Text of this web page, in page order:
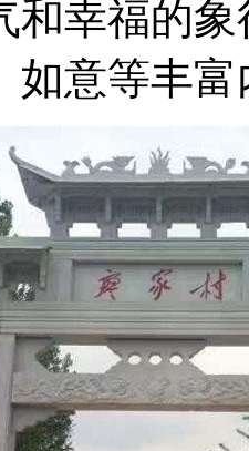
和幸福的
如意等丰富